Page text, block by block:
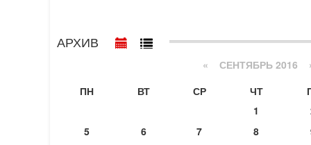
АРХИВ
« СЕНТЯБРЬ 2016
ПН
ВТ СР ЧТ
1
5
6 7 8